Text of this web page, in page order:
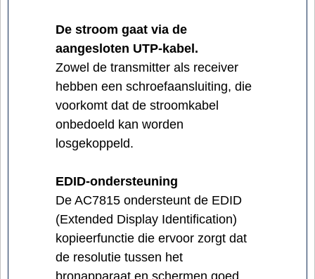
De stroom gaat via de
aangesloten UTP-kabel.
Zowel de transmitter als receiver
hebben een schroefaansluiting, die
voorkomt dat de stroomkabel
onbedoeld kan worden
losgekoppeld.
EDID-ondersteuning
De AC7815 ondersteunt de EDID
(Extended Display Identification)
kopieerfunctie die ervoor zorgt dat
de resolutie tussen het